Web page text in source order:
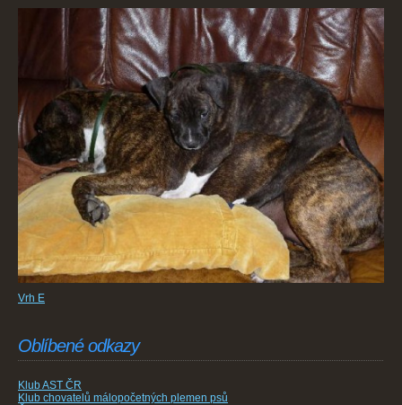
Vrh E
Oblíbené odkazy
Klub AST ČR
Klub chovatelů málopočetných plemen psů